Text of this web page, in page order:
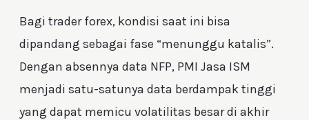
Bagi trader forex, kondisi saat ini bisa
dipandang sebagai fase “menunggu katalis”.
Dengan absennya data NFP, PMI Jasa ISM
menjadi satu-satunya data berdampak tinggi
yang dapat memicu volatilitas besar di akhir